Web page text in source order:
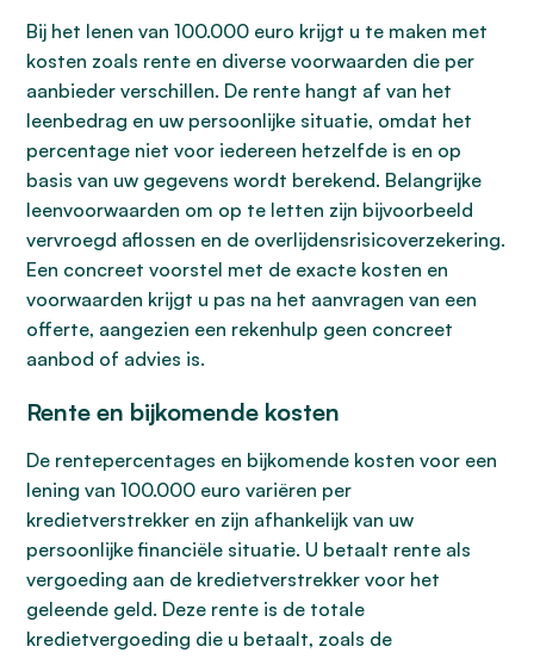
Bij het lenen van 100.000 euro krijgt u te maken met
kosten zoals rente en diverse voorwaarden die per
aanbieder verschillen. De rente hangt af van het
leenbedrag en uw persoonlijke situatie, omdat het
percentage niet voor iedereen hetzelfde is en op
basis van uw gegevens wordt berekend. Belangrijke
leenvoorwaarden om op te letten zijn bijvoorbeeld
vervroegd aflossen en de overlijdensrisicoverzekering.
Een concreet voorstel met de exacte kosten en
voorwaarden krijgt u pas na het aanvragen van een
offerte, aangezien een rekenhulp geen concreet
aanbod of advies is.
Rente en bijkomende kosten
De rentepercentages en bijkomende kosten voor een
lening van 100.000 euro variëren per
kredietverstrekker en zijn afhankelijk van uw
persoonlijke financiële situatie. U betaalt rente als
vergoeding aan de kredietverstrekker voor het
geleende geld. Deze rente is de totale
kredietvergoeding die u betaalt, zoals de